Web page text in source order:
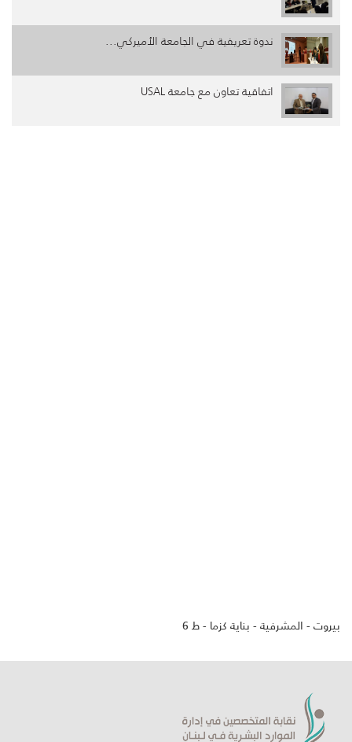
ندوة تعريفية في الجامعة الأميركي...
اتفاقية تعاون مع جامعة USAL
بيروت - المشرفية - بناية كزما - ط 6